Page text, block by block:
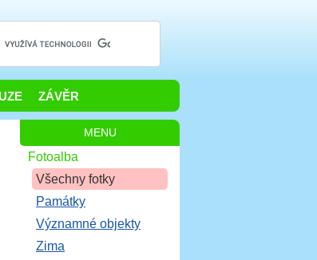
ZÁVĚR
MENU
Fotoalba
Všechny fotky
Památky
Významné objekty
Zima